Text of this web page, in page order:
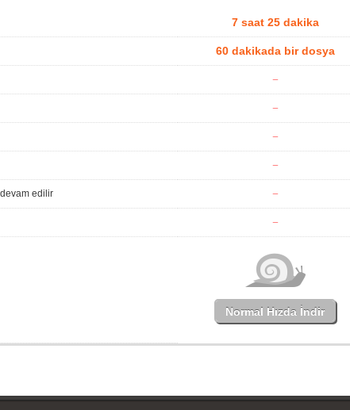
7 saat 25 dakika
60 dakikada bir dosya
edilir
Normal Hızda İndir